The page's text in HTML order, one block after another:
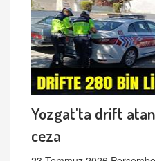
Yozgat'ta drift
ceza